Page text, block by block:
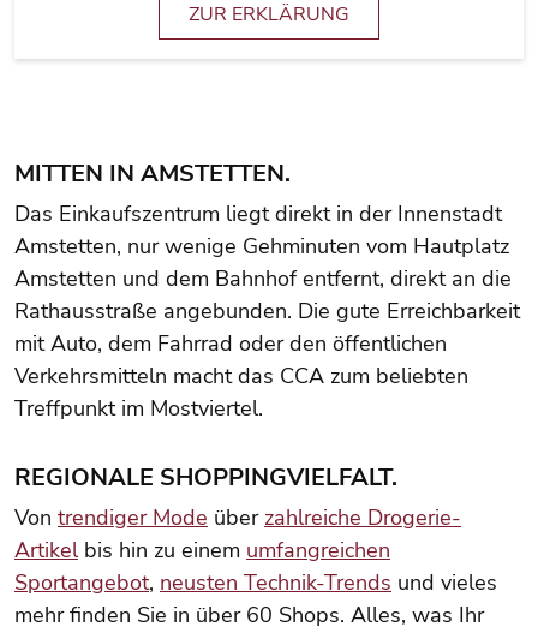
ZUR ERKLÄRUNG
MITTEN IN AMSTETTEN.
Das Einkaufszentrum liegt direkt in der Innenstadt
Amstetten, nur wenige Gehminuten vom Hautplatz
Amstetten und dem Bahnhof entfernt, direkt an die
Rathausstraße angebunden. Die gute Erreichbarkeit
mit Auto, dem Fahrrad oder den öffentlichen
Verkehrsmitteln macht das CCA zum beliebten
Treffpunkt im Mostviertel.
REGIONALE SHOPPINGVIELFALT.
Von trendiger Mode über zahlreiche Drogerie-
Artikelbis hin zu einem umfangreichen
Sportangebot, neusten Technik-Trends und vieles
mehr finden Sie in über 60 Shops. Alles, was Ihr